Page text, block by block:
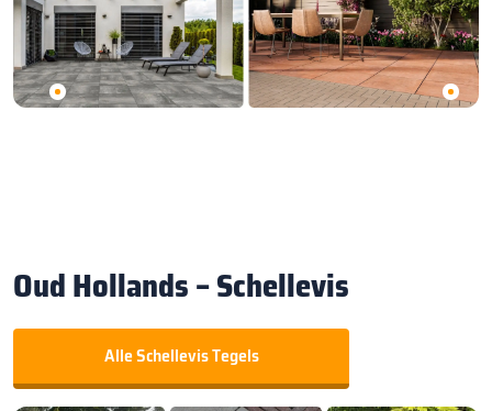
Oud Hollands – Schellevis
Alle Schellevis Tegels